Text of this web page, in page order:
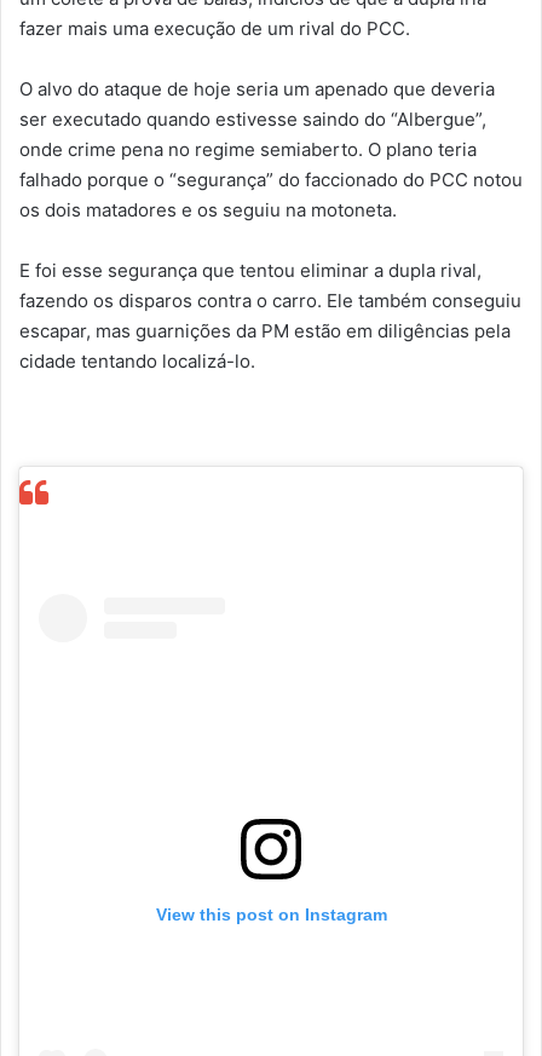
fazer mais uma execução de um rival do PCC.
O alvo do ataque de hoje seria um apenado que deveria
ser executado quando estivesse saindo do “Albergue”,
onde crime pena no regime semiaberto. O plano teria
falhado porque o “segurança” do faccionado do PCC notou
os dois matadores e os seguiu na motoneta.
E foi esse segurança que tentou eliminar a dupla rival,
fazendo os disparos contra o carro. Ele também conseguiu
escapar, mas guarnições da PM estão em diligências pela
cidade tentando localizá-lo.
View this post on Instagram